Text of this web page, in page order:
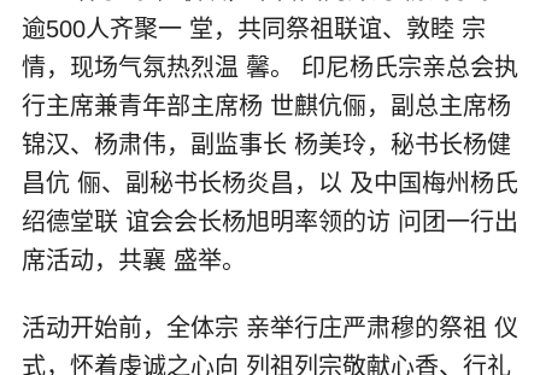
逾500人齐聚一 堂，共同祭祖联谊、敦睦 宗
情，现场气氛热烈温 馨。 印尼杨氏宗亲总会执
行主席兼青年部主席杨 世麒伉俪，副总主席杨
锦汉、杨肃伟，副监事长 杨美玲，秘书长杨健
昌伉 俪、副秘书长杨炎昌，以 及中国梅州杨氏
绍德堂联 谊会会长杨旭明率领的访 问团一行出
席活动，共襄 盛举。
活动开始前，全体宗 亲举行庄严肃穆的祭祖 仪
式，怀着虔诚之心向 列祖列宗敬献心香、行礼